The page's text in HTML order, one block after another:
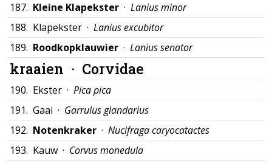
187. Kleine Klapekster · Lanius minor
188. Klapekster · Lanius excubitor
189. Roodkopklauwier · Lanius senator
kraaien · Corvidae
190. Ekster · Pica pica
191. Gaai · Garrulus glandarius
192. Notenkraker · Nucifraga caryocatactes
193. Kauw · Corvus monedula